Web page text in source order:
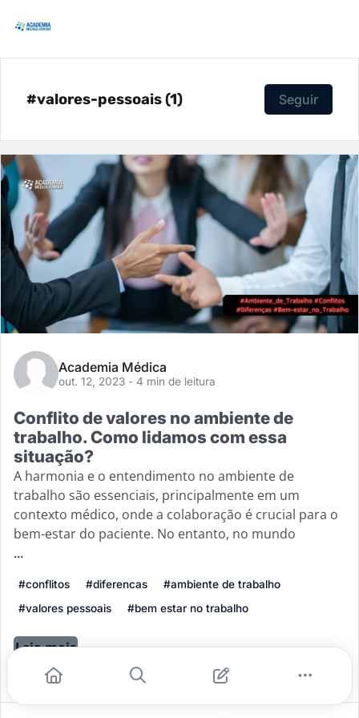
#valores-pessoais (1) Seguir
Academia Médica
out. 12, 2023 - 4 min de leitura
Conflito de valores no ambiente de
trabalho. Como lidamos com essa
situação?
A harmonia e o entendimento no ambiente de
trabalho são essenciais, principalmente em um
contexto médico, onde a colaboração é crucial para o
bem-estar do paciente. No entanto, no mundo
...
#conflitos #diferencas
#ambiente de trabalho
#valores pessoais
#bem estar no trabalho
Leia mais